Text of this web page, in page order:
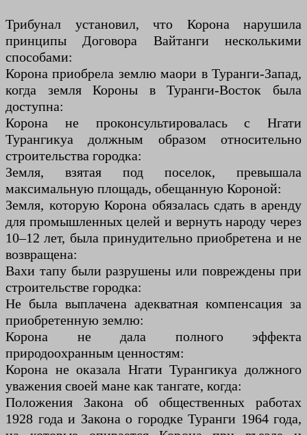
Трибунал установил, что Корона нарушила
принципы Договора Вайтанги несколькими
способами:
Корона приобрела землю маори в Туранги-Запад,
когда земля Короны в Туранги-Восток была
доступна:
Корона не проконсультировалась с Нгати
Турангикуа должным образом относительно
строительства городка:
Земля, взятая под поселок, превышала
максимальную площадь, обещанную Короной:
Земля, которую Корона обязалась сдать в аренду
для промышленных целей и вернуть народу через
10–12 лет, была принудительно приобретена и не
возвращена:
Вахи тапу были разрушены или повреждены при
строительстве городка:
Не была выплачена адекватная компенсация за
приобретенную землю:
Корона не дала полного эффекта
природоохранным ценностям:
Корона не оказала Нгати Турангикуа должного
уважения своей мане как тангате, когда:
Положения Закона об общественных работах
1928 года и Закона о городке Туранги 1964 года,